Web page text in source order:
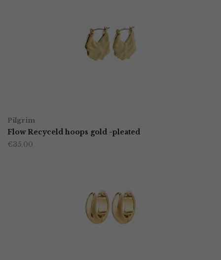
Pilgrim
Flow Recyceld hoops gold -pleated
€35,00